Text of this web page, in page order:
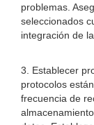
problemas.
seleccionados
integración de
3. Establecer
protocolos
frecuencia de